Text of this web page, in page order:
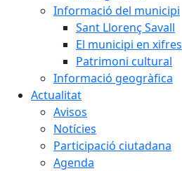
Informació del municipi
Sant Llorenç Savall
El municipi en xifres
Patrimoni cultural
Informació geogràfica
Actualitat
Avisos
Notícies
Participació ciutadana
Agenda